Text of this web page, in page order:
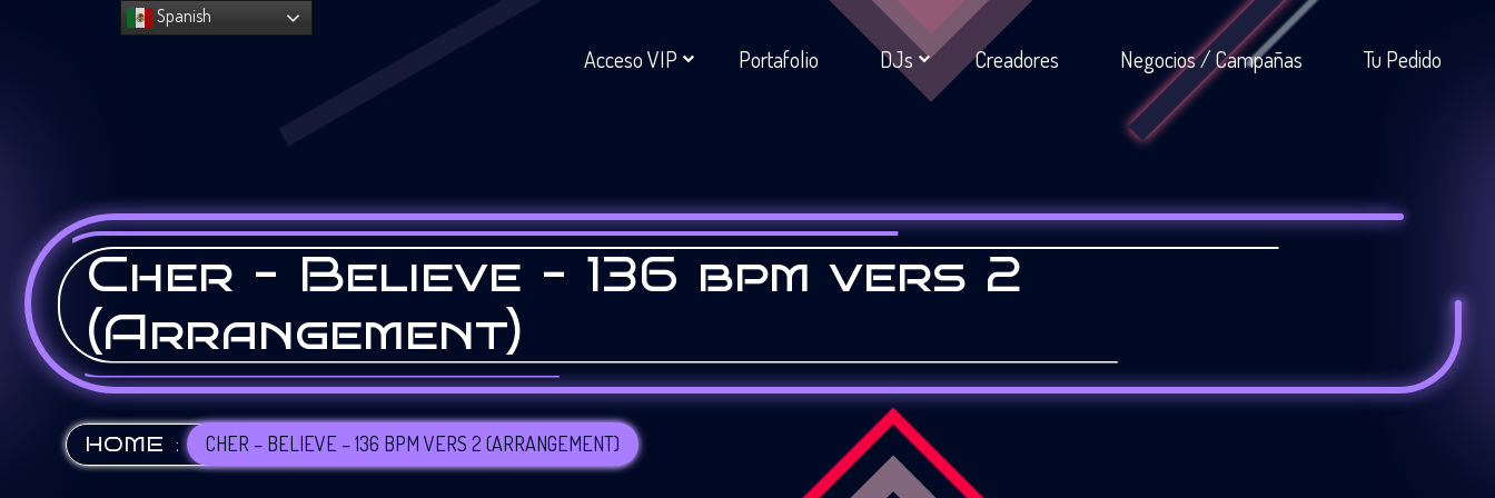
Acceso VIP Portafolio DJs Creadores Negocios / Campañas Tu Pedido
Cher – Believe – 136 bpm vers 2
(Arrangement)
HOME : CHER – BELIEVE – 136 BPM VERS 2 (ARRANGEMENT)
Spanish